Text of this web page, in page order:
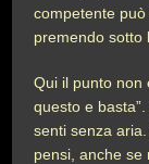
competente
premendo sotto
Qui il punto non
questo e
senti senza
pensi, anche se